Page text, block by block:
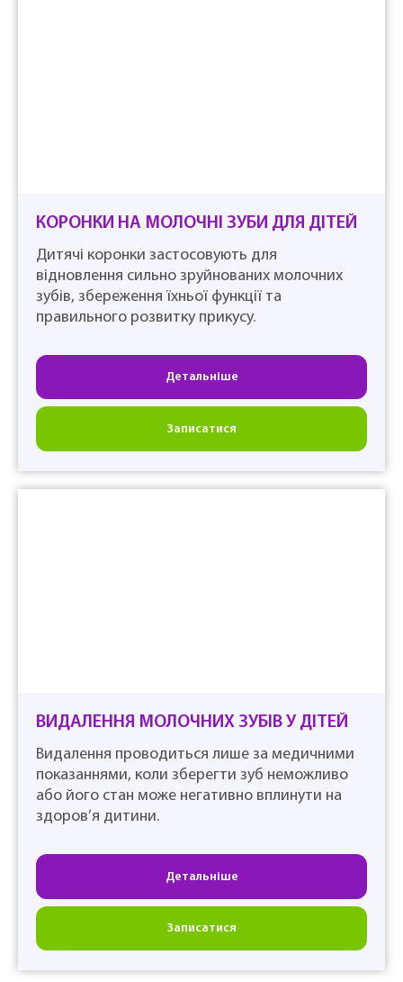
КОРОНКИ НА МОЛОЧНІ ЗУБИ ДЛЯ ДІТЕЙ
Дитячі коронки застосовують для
відновлення сильно зруйнованих молочних
зубів, збереження їхньої функції та
правильного розвитку прикусу.
Детальніше
Записатися
ВИДАЛЕННЯ МОЛОЧНИХ ЗУБІВ У ДІТЕЙ
Видалення проводиться лише за медичними
показаннями, коли зберегти зуб неможливо
або його стан може негативно вплинути на
здоров’я дитини.
Детальніше
Записатися